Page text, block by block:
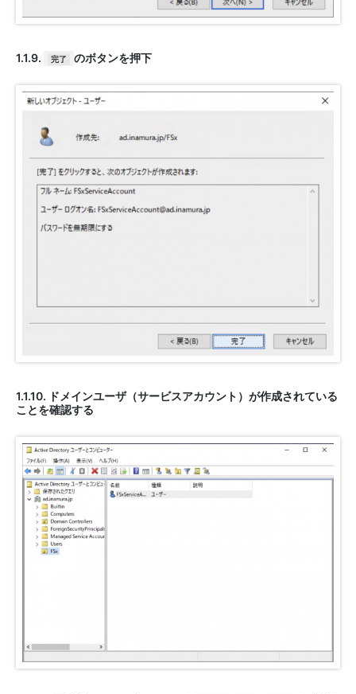
1.1.9. 完了 のボタンを押下
1.1.10. ドメインユーザ（サービスアカウント）が作成されている
ことを確認する